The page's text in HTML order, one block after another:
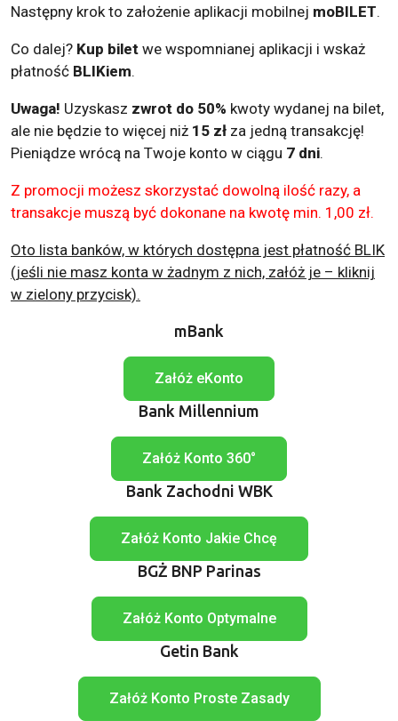
Następny krok to założenie aplikacji mobilnej moBILET.
Co dalej? Kup bilet we wspomnianej aplikacji i wskaż
płatność BLIKiem.
Uwaga! Uzyskasz zwrot do 50% kwoty wydanej na bilet,
ale nie będzie to więcej niż 15 zł za jedną transakcję!
Pieniądze wrócą na Twoje konto w ciągu 7 dni.
Z promocji możesz skorzystać dowolną ilość razy, a
transakcje muszą być dokonane na kwotę min. 1,00 zł.
Oto lista banków, w których dostępna jest płatność BLIK
(jeśli nie masz konta w żadnym z nich, załóż je – kliknij
w zielony przycisk).
mBank
Załóż eKonto
Bank Millennium
Załóż Konto 360°
Bank Zachodni WBK
Załóż Konto Jakie Chcę
BGŻ BNP Parinas
Załóż Konto Optymalne
Getin Bank
Załóż Konto Proste Zasady